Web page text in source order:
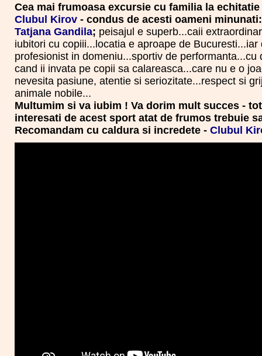
Cea mai frumoasa excursie cu familia la
Clubul Kirov - condus de acesti oameni
Tatjana Gandila; peisajul e superb...caii
iubitori cu copiii...locatia e aproape de Bucuresti...iar
profesionist in domeniu...sportiv de performanta...cu
cand ii invata pe copii sa calareasca...care nu e o
nevesita pasiune, atentie si seriozitate...respect si
animale nobile...
Multumim si va iubim ! Va dorim mult succes -
interesati de acest sport atat de frumos trebuie
Recomandam cu caldura si incredete - Clubul